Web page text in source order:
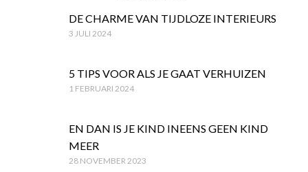
DE CHARME VAN TIJDLOZE INTERIEURS
3 JULI 2024
5 TIPS VOOR ALS JE GAAT VERHUIZEN
1 FEBRUARI 2024
EN DAN IS JE KIND INEENS GEEN KIND
MEER
28 NOVEMBER 2023